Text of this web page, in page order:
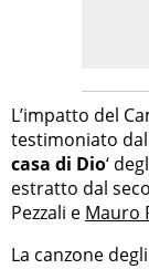
L’impatto del
testimoniato
casa di Dio‘
estratto dal
Pezzali e Mauro
La canzone degli